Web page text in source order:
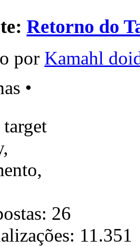
Retorno do
por Kamahl
•
26
11.351